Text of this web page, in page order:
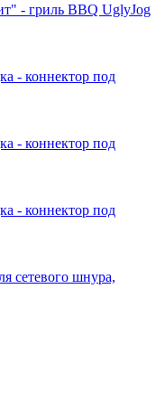
- гриль BBQ UglyJog
- коннектор под
- коннектор под
- коннектор под
сетевого шнура,